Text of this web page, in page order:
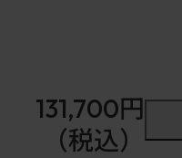
131,700円
（税込）